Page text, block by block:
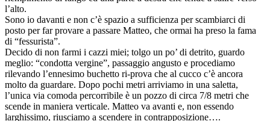
l’alto.
Sono io davanti e non c’è spazio a sufficienza per scambiarci di
posto per far provare a passare Matteo, che ormai ha preso la fama
di “fessurista”.
Decido di non farmi i cazzi miei; tolgo un po’ di detrito, guardo
meglio: “condotta vergine”, passaggio angusto e procediamo
rilevando l’ennesimo buchetto ri-prova che al cucco c’è ancora
molto da guardare. Dopo pochi metri arriviamo in una saletta,
l’unica via comoda percorribile è un pozzo di circa 7/8 metri che
scende in maniera verticale. Matteo va avanti e, non essendo
larghissimo, riusciamo a scendere in contrapposizione….